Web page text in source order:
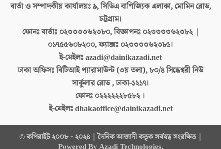
বার্তা ও সম্পাদকীয় কার্যালয়ঃ৯, সিডিএ বাণিজ্যিক এলাকা, মোমিন রোড,
চট্টগ্রাম।
ফোনঃ বার্তাঃ ০২৩৩৩৩৬২৩৮০, বিজ্ঞাপনঃ ০২৩৩৩৩৬২৩৮২ |
০১৭৫৫৬০৮২০০, ফ্যাক্সঃ ০২৩৩৩৩৬২৩৮১।
ই-মেইলঃazadi@dainikazadi.net
ঢাকা অফিসঃবিটিআই প্যারামাউন্ট (৩য় তলা), ৮০/৪ সিদ্ধেশ্বরী নিউ
সার্কুলার রোড , ঢাকা-১২১৭।
ফোনঃ ০২২২২২২৮৫৮২ ।
ই-মেইলঃdhakaoffice@dainikazadi.net
© কপিরাইট ২০০৮ - ২০২৪ | দৈনিক আজাদী কতৃক সর্বস্বত্ব সংরক্ষিত |
Powered By Azadi Technologies.